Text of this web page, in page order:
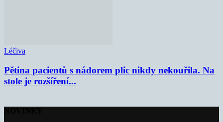
Léčiva
Pětina pacientů s nádorem plic nikdy nekouřila. Na
stole je rozšíření...